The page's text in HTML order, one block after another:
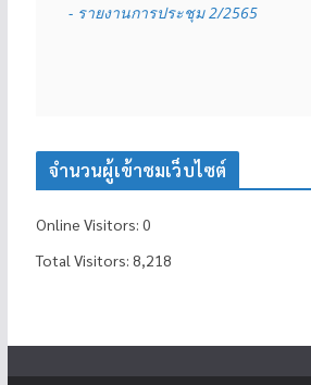
- รายงานการประชุม 2/2565
จำนวนผู้เข้าชมเว็บไซต์
Online Visitors: 0
Total Visitors: 8,218